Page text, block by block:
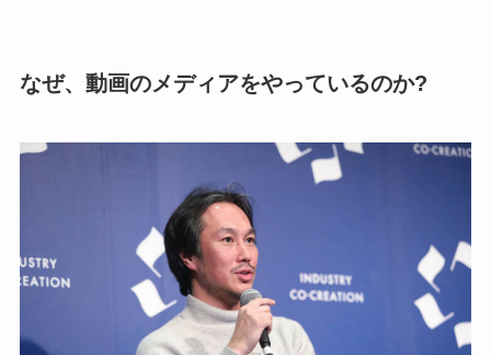
なぜ、動画のメディアをやっているのか?